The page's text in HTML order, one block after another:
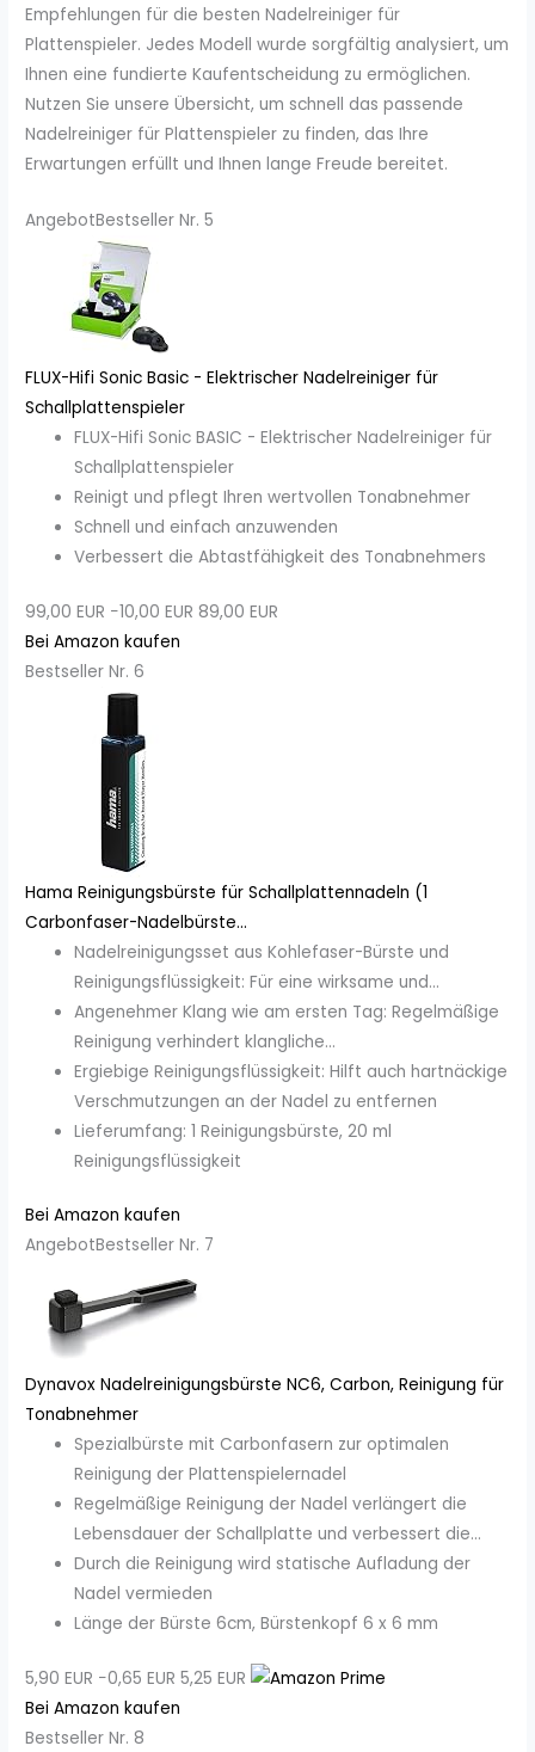
Empfehlungen für die besten Nadelreiniger für
Plattenspieler. Jedes Modell wurde sorgfältig analysiert, um
Ihnen eine fundierte Kaufentscheidung zu ermöglichen.
Nutzen Sie unsere Übersicht, um schnell das passende
Nadelreiniger für Plattenspieler zu finden, das Ihre
Erwartungen erfüllt und Ihnen lange Freude bereitet.
AngebotBestseller Nr. 5
FLUX-Hifi Sonic Basic - Elektrischer Nadelreiniger für
Schallplattenspieler
FLUX-Hifi Sonic BASIC - Elektrischer Nadelreiniger für
Schallplattenspieler
Reinigt und pflegt Ihren wertvollen Tonabnehmer
Schnell und einfach anzuwenden
Verbessert die Abtastfähigkeit des Tonabnehmers
99,00 EUR −10,00 EUR 89,00 EUR
Bei Amazon kaufen
Bestseller Nr. 6
Hama Reinigungsbürste für Schallplattennadeln (1
Carbonfaser-Nadelbürste...
Nadelreinigungsset aus Kohlefaser-Bürste und
Reinigungsflüssigkeit: Für eine wirksame und...
Angenehmer Klang wie am ersten Tag: Regelmäßige
Reinigung verhindert klangliche...
Ergiebige Reinigungsflüssigkeit: Hilft auch hartnäckige
Verschmutzungen an der Nadel zu entfernen
Lieferumfang: 1 Reinigungsbürste, 20 ml
Reinigungsflüssigkeit
Bei Amazon kaufen
AngebotBestseller Nr. 7
Dynavox Nadelreinigungsbürste NC6, Carbon, Reinigung für
Tonabnehmer
Spezialbürste mit Carbonfasern zur optimalen
Reinigung der Plattenspielernadel
Regelmäßige Reinigung der Nadel verlängert die
Lebensdauer der Schallplatte und verbessert die...
Durch die Reinigung wird statische Aufladung der
Nadel vermieden
Länge der Bürste 6cm, Bürstenkopf 6 x 6 mm
5,90 EUR −0,65 EUR 5,25 EUR
Bei Amazon kaufen
Bestseller Nr. 8